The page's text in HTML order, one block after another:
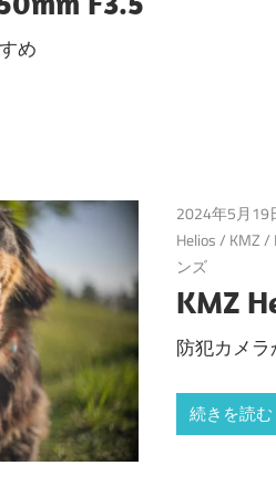
め
2024年5月19
Helios/ KMZ/
ンズ
KMZ
防犯カメ
続きを読む